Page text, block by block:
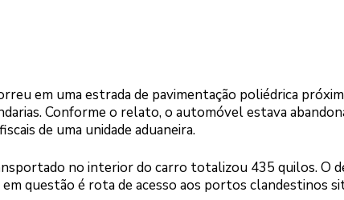
em uma estrada de pavimentação poliédrica
Conforme o relato, o automóvel estava
de uma unidade aduaneira.
no interior do carro totalizou 435 quilos. O
questão é rota de acesso aos portos clandestinos